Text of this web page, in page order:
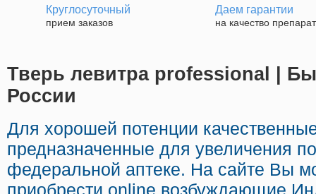
Круглосуточный
прием заказов
Даем гарантии
на качество
Тверь левитра professional |
России
Для хорошей потенции
предназначенные для увеличения
федеральной аптеке. На сайте Вы
приобрести online возбуждающие